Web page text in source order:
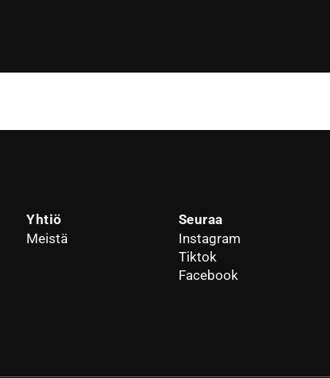
Yhtiö
Meistä
Seuraa
Instagram
Tiktok
Facebook